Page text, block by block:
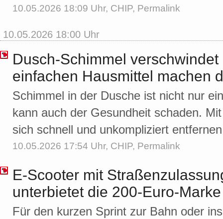
10.05.2026 18:09 Uhr, CHIP, Permalink
10.05.2026 18:00 Uhr
Dusch-Schimmel
einfachen Hausmittel machen
Schimmel in der Dusche ist nicht nur
kann auch der Gesundheit schaden.
sich schnell und unkompliziert
10.05.2026 17:54 Uhr, CHIP, Permalink
E-Scooter mit
unterbietet die 200-Euro-Marke
Für den kurzen Sprint zur Bahn oder